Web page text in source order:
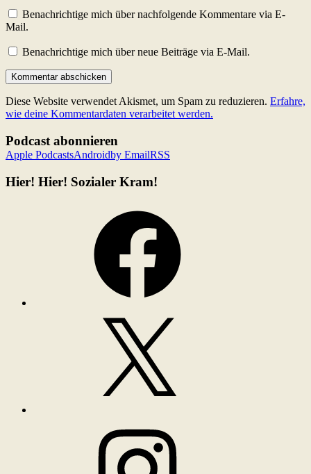
Benachrichtige mich über nachfolgende Kommentare via E-
Mail.
Benachrichtige mich über neue Beiträge via E-Mail.
Diese Website verwendet Akismet, um Spam zu reduzieren. Erfahre,
wie deine Kommentardaten verarbeitet werden.
Podcast abonnieren
Apple PodcastsAndroidby EmailRSS
Hier! Hier! Sozialer Kram!